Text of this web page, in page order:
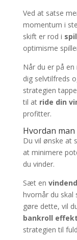
Ved at satse
momentum i
skift er rod i
optimisme
Når du er på
dig selvtilfreds
strategien
til at ride din
profitter.
Hvordan
Du vil ønske at
at minimere
du vinder.
Sæt en
hvornår du skal
gøre dette, vil
bankroll
strategien til